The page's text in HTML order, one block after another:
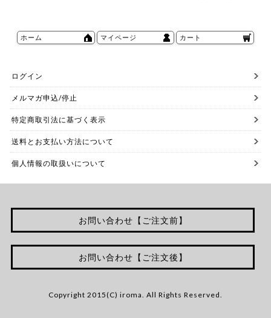
ホーム マイページ カート
ログイン
メルマガ申込/停止
特定商取引法に基づく表示
送料とお支払い方法について
個人情報の取扱いについて
お問い合わせ【ご注文前】
お問い合わせ【ご注文後】
Copyright 2015(C) iroma. All Rights Reserved.